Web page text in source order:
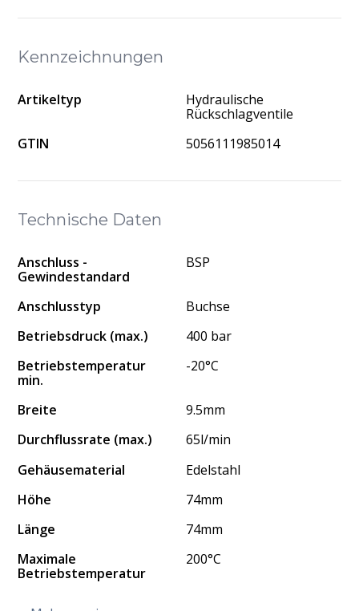
Technische Daten
Anschluss -
Gewindestandard
BSP
Anschlusstyp
Buchse
Betriebsdruck (max.)
400 bar
Betriebstemperatur
min.
-20°C
Breite
9.5mm
Durchflussrate (max.)
65l/min
Gehäusematerial
Edelstahl
Höhe
74mm
Länge
74mm
Maximale
Betriebstemperatur
200°C
Kennzeichnungen
Artikeltyp
Hydraulische
Rückschlagventile
GTIN
5056111985014